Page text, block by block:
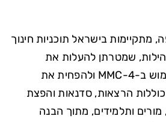
מתקיימות בישראל תוכניות חינוך
שמטרתן להעלות את
המודעות לסכנות השימוש ב-4-MMC ולהפחית את
הרצאות, סדנאות והפצת
ותלמידים, מתוך הבנה